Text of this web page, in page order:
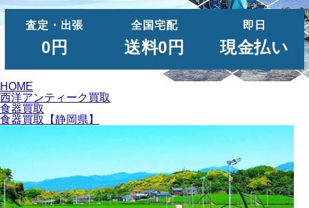
査定・出張
0円
全国宅配
送料0円
即日
現金払い
HOME
西洋アンティーク買取
食器買取
食器買取【静岡県】